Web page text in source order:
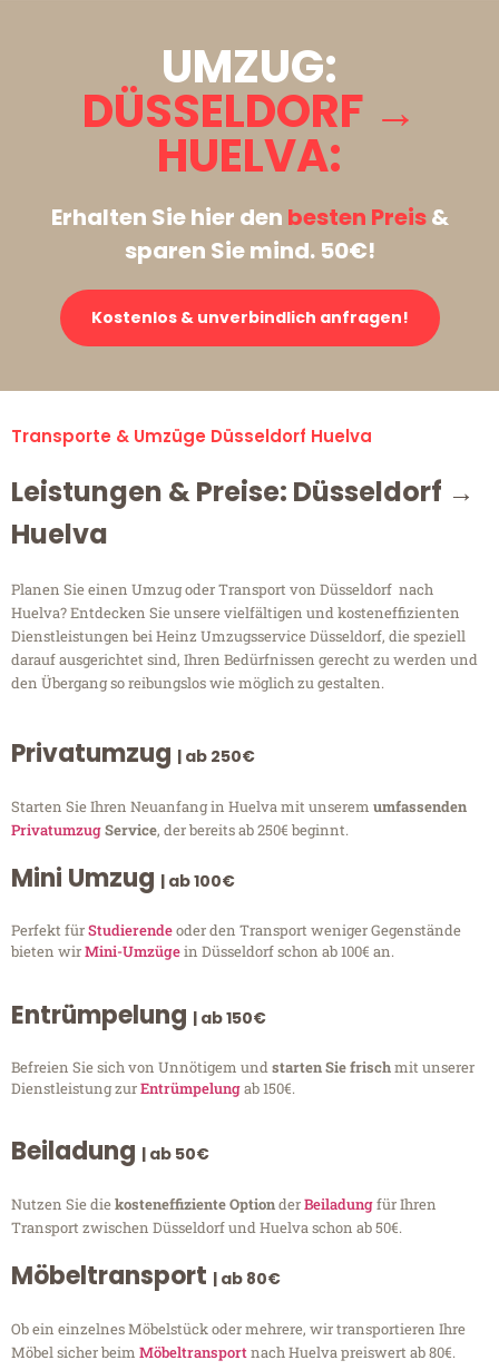
UMZUG:
DÜSSELDORF →
HUELVA:
Erhalten Sie hier den besten Preis&
sparen Sie mind. 50€!
Kostenlos & unverbindlich anfragen!
Transporte & Umzüge Düsseldorf Huelva
Leistungen & Preise: Düsseldorf →
Huelva
Planen Sie einen Umzug oder Transport von Düsseldorf nach
Huelva? Entdecken Sie unsere vielfältigen und kosteneffizienten
Dienstleistungen bei Heinz Umzugsservice Düsseldorf, die speziell
darauf ausgerichtet sind, Ihren Bedürfnissen gerecht zu werden und
den Übergang so reibungslos wie möglich zu gestalten.
Privatumzug | ab 250€
Starten Sie Ihren Neuanfang in Huelva mit unserem umfassenden
PrivatumzugService, der bereits ab 250€ beginnt.
Mini Umzug | ab 100€
Perfekt fürStudierendeoder den Transport weniger Gegenstände
bieten wirMini-Umzügein Düsseldorf schon ab 100€ an.
Entrümpelung | ab 150€
Befreien Sie sich von Unnötigem undstarten Sie frischmit unserer
Dienstleistung zurEntrümpelungab 150€.
Beiladung | ab 50€
Nutzen Sie diekosteneffiziente OptionderBeiladungfür Ihren
Transport zwischen Düsseldorf und Huelva schon ab 50€.
Möbeltransport | ab 80€
Ob ein einzelnes Möbelstück oder mehrere, wir transportieren Ihre
Möbel sicher beim Möbeltransportnach Huelva preiswert ab 80€.